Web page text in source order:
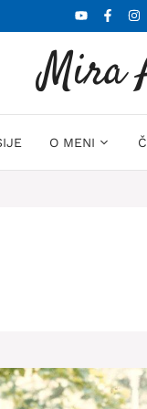
Mira
O MENI